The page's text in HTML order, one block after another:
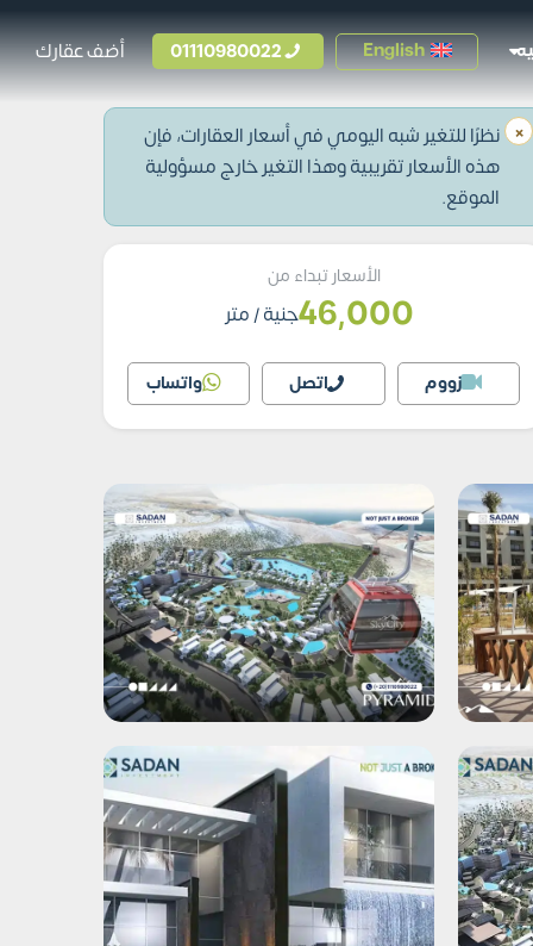
English
01110980022 أضف عقارك
× نظرًا للتغير شبه اليومي في أسعار العقارات، فإن
هذه الأسعار تقريبية وهذا التغير خارج مسؤولية
الموقع.
الأسعار تبداء من
46,000جنية/ متر
زووم اتصل واتساب